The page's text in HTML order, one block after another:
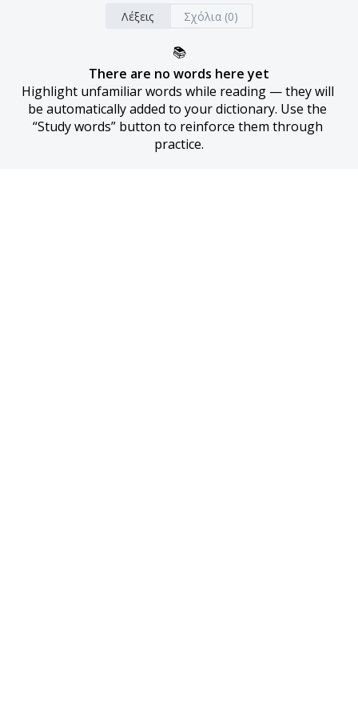
Λέξεις Σχόλια (0)
📚
There are no words here yet
Highlight unfamiliar words while reading — they will
be automatically added to your dictionary. Use the
“Study words” button to reinforce them through
practice.